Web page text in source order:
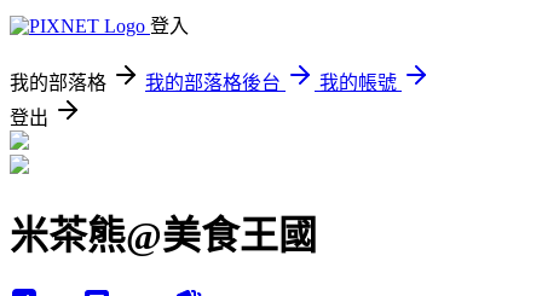
登入
我的部落格 我的部落格後台
我的帳號
登出
米茶熊@美食王國